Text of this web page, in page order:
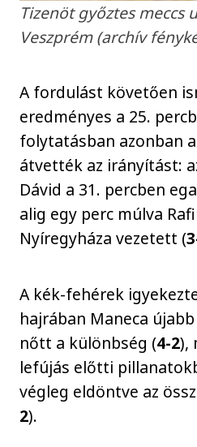
Tizenöt győztes meccs
Veszprém (archív
A fordulást követően
eredményes a 25.
folytatásban azonban
átvették az irányítást:
Dávid a 31. percben
alig egy perc múlva
Nyíregyháza vezetett (
A kék-fehérek
hajrában Maneca
nőtt a különbség (4-2),
lefújás előtti
végleg eldöntve az
2).